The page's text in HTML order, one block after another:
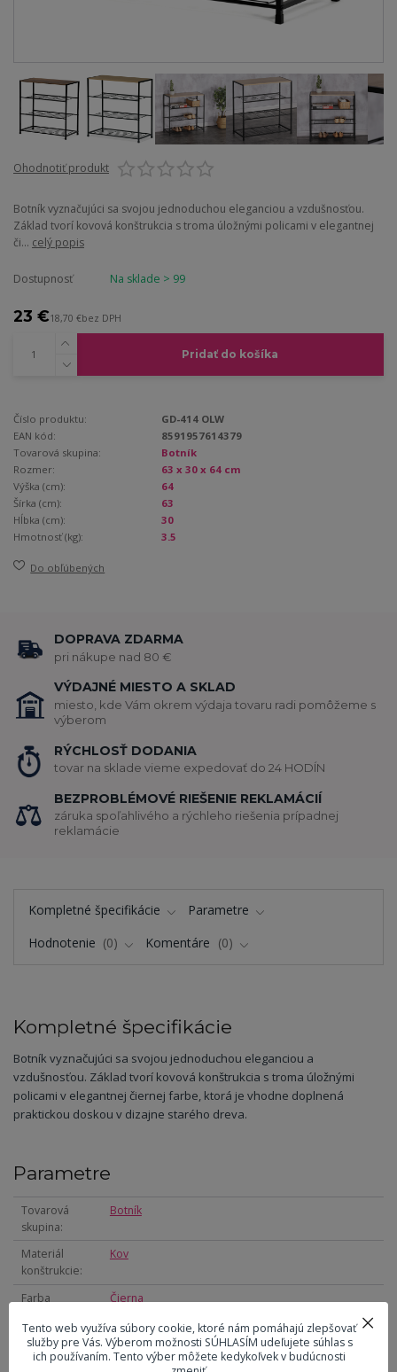
Ohodnotiť produkt
Botník vyznačujúci sa svojou jednoduchou eleganciou a vzdušnosťou.
Základ tvorí kovová konštrukcia s troma úložnými policami v elegantnej
či... celý popis
Dostupnosť Na sklade > 99
23 €18,70 €bez DPH
Pridať do košíka
Číslo produktu:
GD-414 OLW
EAN kód:
8591957614379
Tovarová skupina:
Botník
Rozmer:
63 x 30 x 64 cm
Výška (cm):
64
Šírka (cm):
63
Hĺbka (cm):
30
Hmotnosť (kg):
3.5
Do obľúbených
DOPRAVA ZDARMA
pri nákupe nad 80 €
VÝDAJNÉ MIESTO A SKLAD
miesto, kde Vám okrem výdaja tovaru radi pomôžeme s
výberom
RÝCHLOSŤ DODANIA
tovar na sklade vieme expedovať do 24 HODÍN
BEZPROBLÉMOVÉ RIEŠENIE REKLAMÁCIÍ
záruka spoľahlivého a rýchleho riešenia prípadnej
reklamácie
Kompletné špecifikácie
Parametre
Hodnotenie
0 Komentáre 0
Kompletné špecifikácie
Botník vyznačujúci sa svojou jednoduchou eleganciou a
vzdušnosťou. Základ tvorí kovová konštrukcia s troma úložnými
policami v elegantnej čiernej farbe, ktorá je vhodne doplnená
praktickou doskou v dizajne starého dreva.
Parametre
Tovarová
skupina
Botník
Materiál
konštrukcie
Kov
Farba
Čierna
Materiál dosky
MDF
Tento web využíva súbory cookie, ktoré nám pomáhajú zlepšovať
služby pre Vás. Výberom možnosti SÚHLASÍM udeľujete súhlas s
ich používaním. Tento výber môžete kedykoľvek v budúcnosti